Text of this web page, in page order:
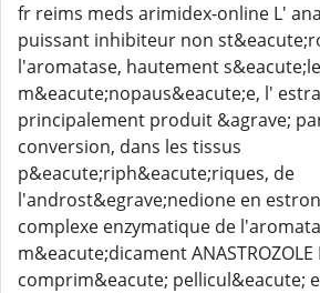
fr reims meds arimidex-online L'
puissant inhibiteur non
l'aromatase, hautement
m&eacute;nopaus&eacute;e, l'
principalement produit &agrave;
conversion, dans les tissus
p&eacute;riph&eacute;riques, de
l'androst&egrave;nedione en
complexe enzymatique de
m&eacute;dicament ANASTROZOLE
comprim&eacute; pellicul&eacute;